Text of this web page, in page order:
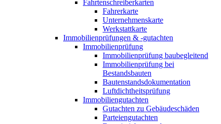
Fahrtenschreiberkarten
Fahrerkarte
Unternehmenskarte
Werkstattkarte
Immobilienprüfungen & -gutachten
Immobilienprüfung
Immobilienprüfung baubegleitend
Immobilienprüfung bei
Bestandsbauten
Bautenstandsdokumentation
Luftdichtheitsprüfung
Immobiliengutachten
Gutachten zu Gebäudeschäden
Parteiengutachten